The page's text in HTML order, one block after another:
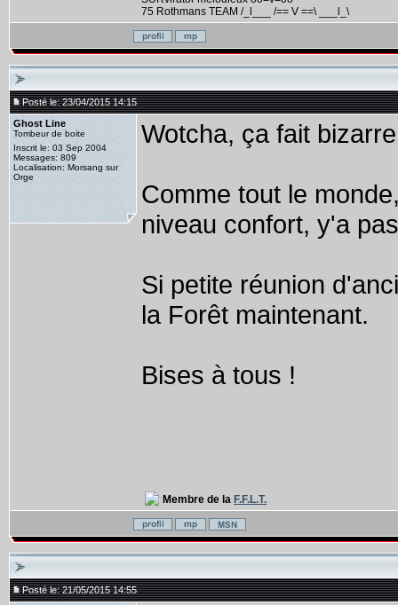
75 Rothmans TEAM /_l___ /== V ==\ ___l_\
Posté le: 23/04/2015 14:15
Ghost Line
Tombeur de boite
Inscrit le: 03 Sep 2004
Messages: 809
Localisation: Morsang sur
Orge
Wotcha, ça fait
Comme tout le
niveau confort, y'a
Si petite réunion
la Forêt maintenant.
Bises à tous !
Membre de la F.F.L.T.
Posté le: 21/05/2015 14:55